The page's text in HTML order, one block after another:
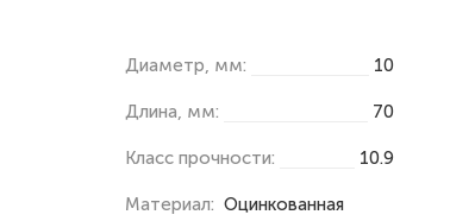
Диаметр, мм: 10
Длина, мм: 70
Класс прочности: 10.9
Материал: Оцинкованная